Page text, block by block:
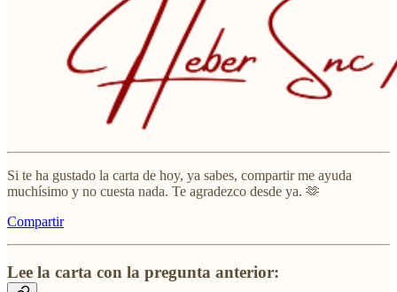
Si te ha gustado la carta de hoy, ya sabes, compartir me ayuda
muchísimo y no cuesta nada. Te agradezco desde ya. 🫶
Compartir
Lee la carta con la pregunta anterior: